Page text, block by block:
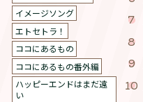
イメージソング
エトセトラ！
ココにあるもの
ココにあるもの番外編
ハッピーエンドはまだ遠
い